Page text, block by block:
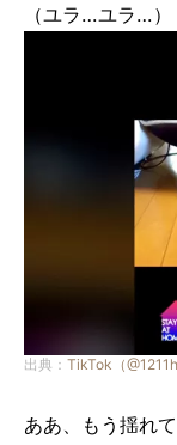
（ユラ…ユラ…）
出典： TikTok（
ああ、もう揺れ